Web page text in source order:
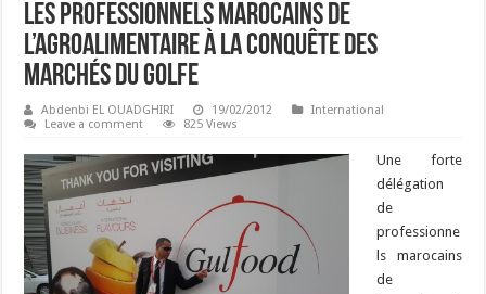
Les professionnels marocains de
l’agroalimentaire à la conquête des
marchés du Golfe
Abdenbi EL OUADGHIRI 19/02/2012
International
Leave a comment
825 Views
Une forte
délégation
de
professionne
ls marocains
de